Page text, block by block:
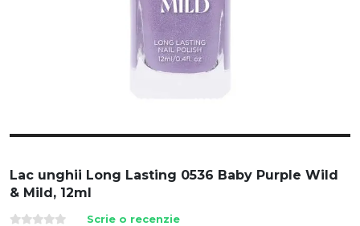
Lac unghii Long Lasting 0536 Baby Purple Wild
& Mild, 12ml
Scrie o recenzie